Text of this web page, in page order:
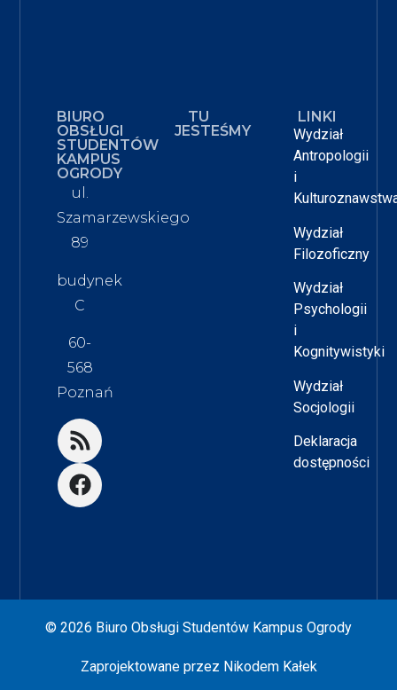
BIURO
OBSŁUGI
STUDENTÓW
KAMPUS
OGRODY
ul.
Szamarzewskiego
89
budynek
C
60-
568
Poznań
TU
JESTEŚMY
LINKI
Wydział
Antropologii
i
Wydział
Filozoficzny
Wydział
Psychologii
i
Kognitywistyki
Wydział
Socjologii
Deklaracja
dostępności
© 2026 Biuro Obsługi Studentów Kampus Ogrody
Zaprojektowane przez Nikodem Kałek